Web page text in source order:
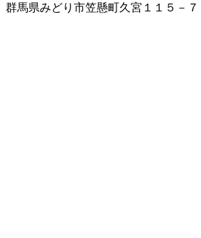
群馬県みどり市笠懸町久宮１１５－７